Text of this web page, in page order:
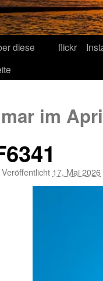
diese
flickr
im
Veröffentlicht 17. Mai 2026